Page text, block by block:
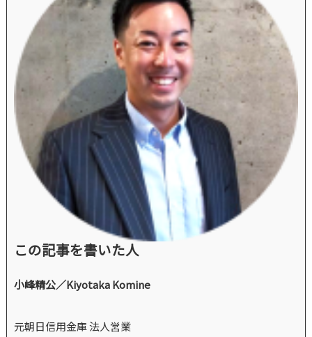
この記事を書いた人
小峰精公／Kiyotaka Komine
元朝日信用金庫 法人営業